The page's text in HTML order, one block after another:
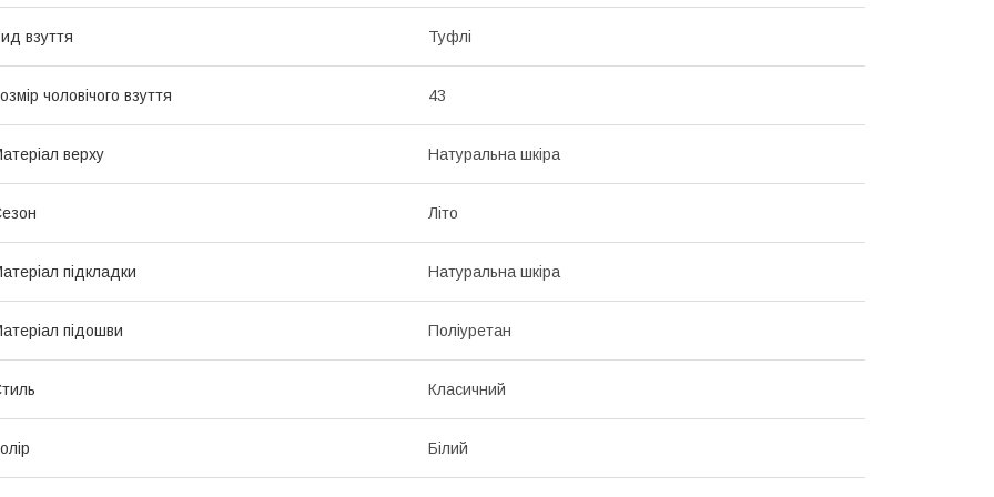
взуття Туфлі
чоловічого взуття 43
верху Натуральна шкіра
Літо
підкладки Натуральна шкіра
підошви Поліуретан
Класичний
Білий